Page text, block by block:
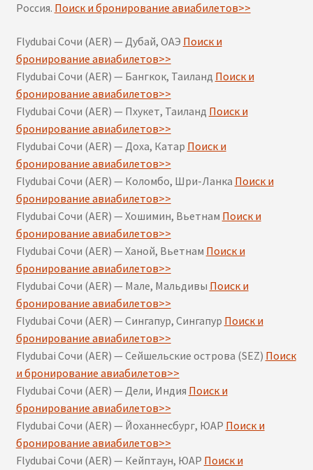
Россия. Поиск и бронирование авиабилетов>>
Flydubai Сочи (AER) — Дубай, ОАЭ Поиск и
бронирование авиабилетов>>
Flydubai Сочи (AER) — Бангкок, Таиланд Поиск и
бронирование авиабилетов>>
Flydubai Сочи (AER) — Пхукет, Таиланд Поиск и
бронирование авиабилетов>>
Flydubai Сочи (AER) — Доха, Катар Поиск и
бронирование авиабилетов>>
Flydubai Сочи (AER) — Коломбо, Шри-Ланка Поиск и
бронирование авиабилетов>>
Flydubai Сочи (AER) — Хошимин, Вьетнам Поиск и
бронирование авиабилетов>>
Flydubai Сочи (AER) — Ханой, Вьетнам Поиск и
бронирование авиабилетов>>
Flydubai Сочи (AER) — Мале, Мальдивы Поиск и
бронирование авиабилетов>>
Flydubai Сочи (AER) — Сингапур, Сингапур Поиск и
бронирование авиабилетов>>
Flydubai Сочи (AER) — Сейшельские острова (SEZ) Поиск
и бронирование авиабилетов>>
Flydubai Сочи (AER) — Дели, Индия Поиск и
бронирование авиабилетов>>
Flydubai Сочи (AER) — Йоханнесбург, ЮАР Поиск и
бронирование авиабилетов>>
Flydubai Сочи (AER) — Кейптаун, ЮАР Поиск и